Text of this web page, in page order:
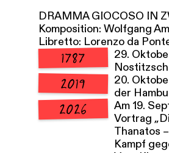
DRAMMA GIOCOSO IN
Komposition: Wolfgang
Libretto: Lorenzo da
1787
29.
2019
20.
der
2026
Am 19.
Vortrag
Thanatos
Kampf